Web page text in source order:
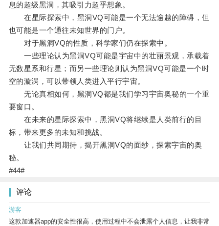
息的超级黑洞，其吸引力超乎想象。
在星际探索中，黑洞VQ可能是一个无法逾越的障碍，但
也可能是一个通往未知世界的门户。
对于黑洞VQ的性质，科学家们仍在探索中。
一些理论认为黑洞VQ可能是宇宙中的壮丽景观，承载着
无数星系和行星；而另一些理论则认为黑洞VQ可能是一个时
空的漩涡，可以带领人类进入平行宇宙。
无论真相如何，黑洞VQ都是我们学习宇宙奥秘的一个重
要窗口。
在未来的星际探索中，黑洞VQ将继续是人类前行的目
标，带来更多的未知和挑战。
让我们共同期待，揭开黑洞VQ的面纱，探索宇宙的奥
秘。
#44#
评论
游客
这款加速器app的安全性很高，使用过程中不会泄露个人信息，让我非常